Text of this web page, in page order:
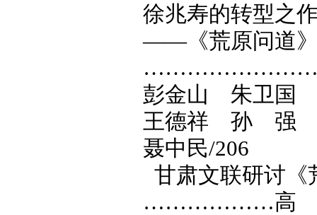
徐兆寿的转型之
——《荒原问道》
彭金山 朱卫
王德祥 孙 强
聂中民/206
甘肃文联研讨《
………………高